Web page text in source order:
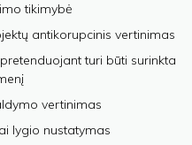
tikimybė
antikorupcinis vertinimas
turi būti surinkta
vertinimas
lygio nustatymas